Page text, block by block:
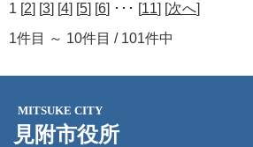
1 [2] [3] [4] [5] [6] ･･･ [11] [次へ]
1件目 ～ 10件目 / 101件中
MITSUKE CITY
見附市役所